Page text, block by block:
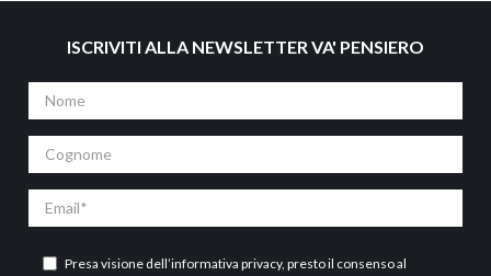
ISCRIVITI ALLA NEWSLETTER VA' PENSIERO
Nome
Cognome
Email
Presa visione dell’informativa privacy, presto il consenso al